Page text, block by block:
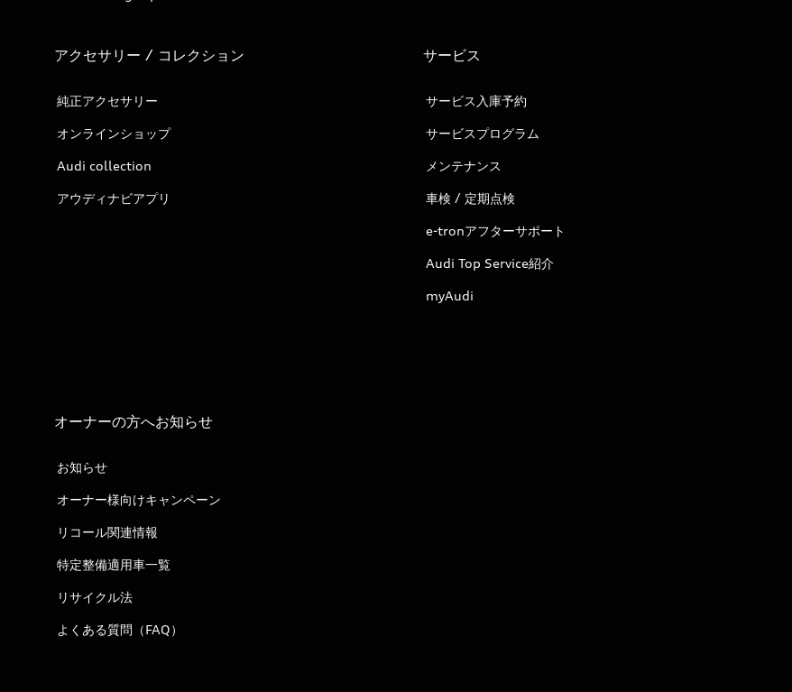
アクセサリー / コレクション
純正アクセサリー
オンラインショップ
Audi collection
アウディナビアプリ
サービス
サービス入庫予約
サービスプログラム
メンテナンス
車検 / 定期点検
e-tronアフターサポート
Audi Top Service紹介
myAudi
オーナーの方へお知らせ
お知らせ
オーナー様向けキャンペーン
リコール関連情報
特定整備適用車一覧
リサイクル法
よくある質問（FAQ）